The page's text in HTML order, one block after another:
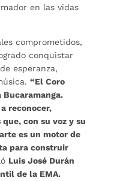
en las vidas
comprometidos,
conquistar
esperanza,
“El Coro
reconocer,
con su voz y su
es un motor de
para construir
Luis José Durán
de la EMA.